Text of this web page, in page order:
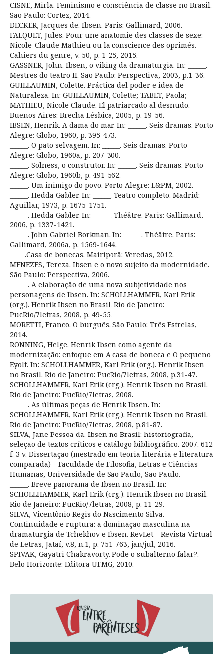
CISNE, Mirla. Feminismo e consciência de classe no Brasil.
São Paulo: Cortez, 2014.
DECKER, Jacques de. Ibsen. Paris: Gallimard, 2006.
FALQUET, Jules. Pour une anatomie des classes de sexe:
Nicole-Claude Mathieu ou la conscience des oprimés.
Cahiers du genre, v. 50, p. 1-25, 2015.
GASSNER, John. Ibsen, o viking da dramaturgia. In: ______.
Mestres do teatro II. São Paulo: Perspectiva, 2003, p.1-36.
GUILLAUMIN, Colette. Práctica del poder e idea de
Naturaleza. In: GUILLAUMIN, Colette; TABET, Paola;
MATHIEU, Nicole Claude. El patriarcado al desnudo.
Buenos Aires: Brecha Lésbica, 2005, p. 19-56.
IBSEN, Henrik. A dama do mar. In: ______. Seis dramas. Porto
Alegre: Globo, 1960, p. 395-473.
______. O pato selvagem. In: ______. Seis dramas. Porto
Alegre: Globo, 1960a, p. 207-300.
______. Solness, o construtor. In: ______. Seis dramas. Porto
Alegre: Globo, 1960b, p. 491-562.
______. Um inimigo do povo. Porto Alegre: L&PM, 2002.
______. Hedda Gabler. In: ______. Teatro completo. Madrid:
Aguillar, 1973, p. 1675-1751.
______. Hedda Gabler. In: ______. Théâtre. Paris: Gallimard,
2006, p. 1337-1421.
______. John Gabriel Borkman. In: ______. Théâtre. Paris:
Gallimard, 2006a, p. 1569-1644.
_____.Casa de bonecas. Mairiporã: Veredas, 2012.
MENEZES, Tereza. Ibsen e o novo sujeito da modernidade.
São Paulo: Perspectiva, 2006.
______. A elaboração de uma nova subjetividade nos
personagens de Ibsen. In: SCHOLLHAMMER, Karl Erik
(org.). Henrik Ibsen no Brasil. Rio de Janeiro:
PucRio/7letras, 2008, p. 49-55.
MORETTI, Franco. O burguês. São Paulo: Três Estrelas,
2014.
RONNING, Helge. Henrik Ibsen como agente da
modernização: enfoque em A casa de boneca e O pequeno
Eyolf. In: SCHOLLHAMMER, Karl Erik (org.). Henrik Ibsen
no Brasil. Rio de Janeiro: PucRio/7letras, 2008, p.31-47.
SCHOLLHAMMER, Karl Erik (org.). Henrik Ibsen no Brasil.
Rio de Janeiro: PucRio/7letras, 2008.
______. As últimas peças de Henrik Ibsen. In:
SCHOLLHAMMER, Karl Erik (org.). Henrik Ibsen no Brasil.
Rio de Janeiro: PucRio/7letras, 2008, p.81-87.
SILVA, Jane Pessoa da. Ibsen no Brasil: historiografia,
seleção de textos críticos e catálogo bibliográfico. 2007. 612
f. 3 v. Dissertação (mestrado em teoria literária e literatura
comparada) – Faculdade de Filosofia, Letras e Ciências
Humanas, Universidade de São Paulo, São Paulo.
______. Breve panorama de Ibsen no Brasil. In:
SCHOLLHAMMER, Karl Erik (org.). Henrik Ibsen no Brasil.
Rio de Janeiro: PucRio/7letras, 2008, p. 11-29.
SILVA, Vicentônio Regis do Nascimento Silva.
Continuidade e ruptura: a dominação masculina na
dramaturgia de Tchekhov e Ibsen. RevLet – Revista Virtual
de Letras, Jataí, v.8, n.1, p. 751-763, jan/jul, 2016.
SPIVAK, Gayatri Chakravorty. Pode o subalterno falar?.
Belo Horizonte: Editora UFMG, 2010.